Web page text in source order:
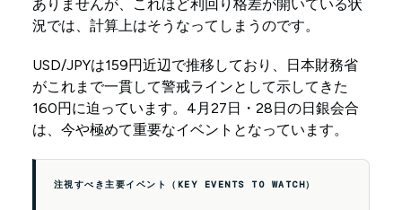
ありませんが、これほど利回り格差が開いている状
況では、計算上はそうなってしまうのです。
USD/JPYは159円近辺で推移しており、日本財務省
がこれまで一貫して警戒ラインとして示してきた
160円に迫っています。4月27日・28日の日銀会合
は、今や極めて重要なイベントとなっています。
注視すべき主要イベント（KEY EVENTS TO WATCH）